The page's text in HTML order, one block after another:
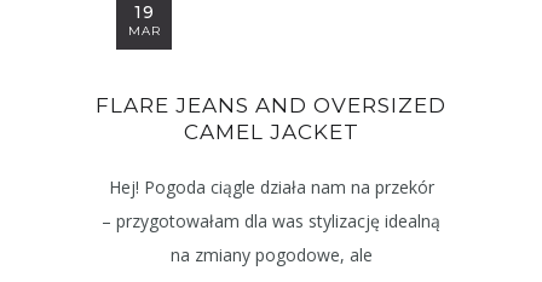
19
MAR
FLARE JEANS AND OVERSIZED
CAMEL JACKET
Hej! Pogoda ciągle działa nam na przekór
– przygotowałam dla was stylizację idealną
na zmiany pogodowe, ale